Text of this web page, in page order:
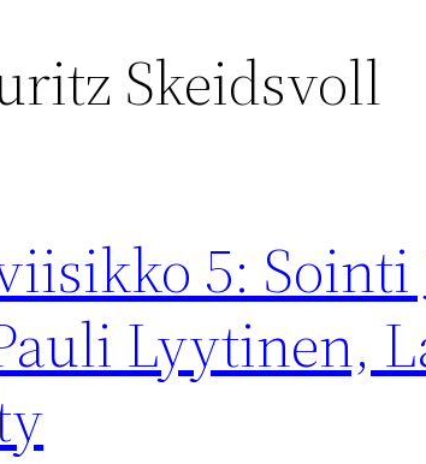
Skeidsvoll
5: Sointi
Lyytinen,